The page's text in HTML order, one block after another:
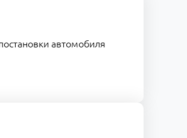
автомобиля